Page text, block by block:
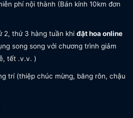
phí nội thành (Bán kính 10km đơn
2, thứ 3 hàng tuần khi đặt hoa online
song song với chương trình giảm
tết .v.v. )
trí (thiệp chúc mừng, băng rôn, chậu